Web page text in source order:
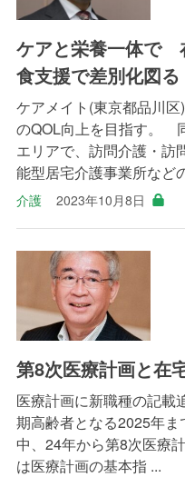
ケアと栄養一体で
食支援で差別化図
ケアメイト(東京都品川
のQOL向上を目指す。
エリアで、訪問介護・訪
能型居宅介護事業所など
介護 2023年10月8日
第8次医療計画と在
医療計画に新職種の記載
期高齢者となる2025年
中、24年から第8次医療
は医療計画の基本指 ...